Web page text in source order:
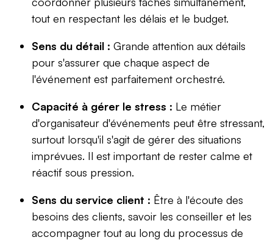
tout en respectant les délais et le budget.
Sens du détail : Grande attention aux détails
pour s'assurer que chaque aspect de
l'événement est parfaitement orchestré.
Capacité à gérer le stress : Le métier
d'organisateur d'événements peut être stressant,
surtout lorsqu'il s'agit de gérer des situations
imprévues. Il est important de rester calme et
réactif sous pression.
Sens du service client : Être à l'écoute des
besoins des clients, savoir les conseiller et les
accompagner tout au long du processus de